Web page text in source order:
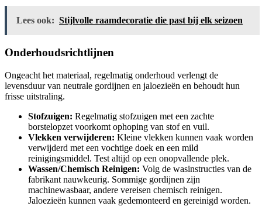
Lees ook: Stijlvolle raamdecoratie die past bij elk seizoen
Onderhoudsrichtlijnen
Ongeacht het materiaal, regelmatig onderhoud verlengt de
levensduur van neutrale gordijnen en jaloezieën en behoudt hun
frisse uitstraling.
Stofzuigen: Regelmatig stofzuigen met een zachte
borstelopzet voorkomt ophoping van stof en vuil.
Vlekken verwijderen: Kleine vlekken kunnen vaak worden
verwijderd met een vochtige doek en een mild
reinigingsmiddel. Test altijd op een onopvallende plek.
Wassen/Chemisch Reinigen: Volg de wasinstructies van de
fabrikant nauwkeurig. Sommige gordijnen zijn
machinewasbaar, andere vereisen chemisch reinigen.
Jaloezieën kunnen vaak gedemonteerd en gereinigd worden.